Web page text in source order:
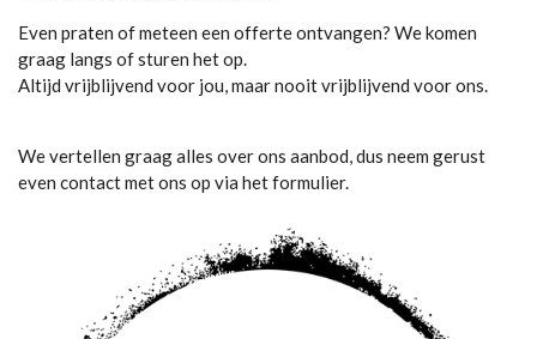
Even praten of meteen een offerte ontvangen? We komen
graag langs of sturen het op.
Altijd vrijblijvend voor jou, maar nooit vrijblijvend voor ons.
We vertellen graag alles over ons aanbod, dus neem gerust
even contact met ons op via het formulier.